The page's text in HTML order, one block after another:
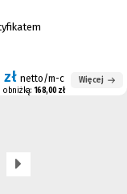
zł netto/m-c
obniżką: 168,00 zł
Więcej